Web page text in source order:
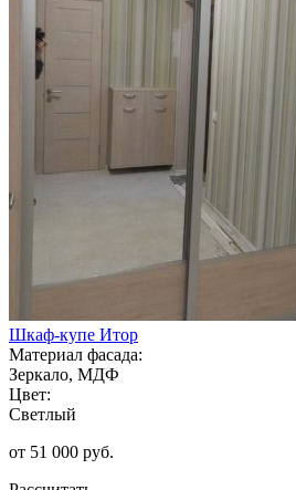
Шкаф-купе Итор
Материал фасада:
Зеркало, МДФ
Цвет:
Светлый
от 51 000 руб.